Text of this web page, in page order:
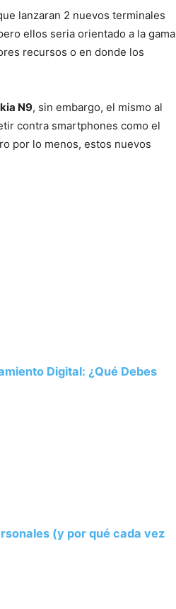
Mundo
lanzaran 2 nuevos terminales
ellos seria orientado a la gama
recursos o en donde los
N9, sin embargo, el mismo al
contra smartphones como el
por lo menos, estos nuevos
Digital: ¿Qué Debes
(y por qué cada vez